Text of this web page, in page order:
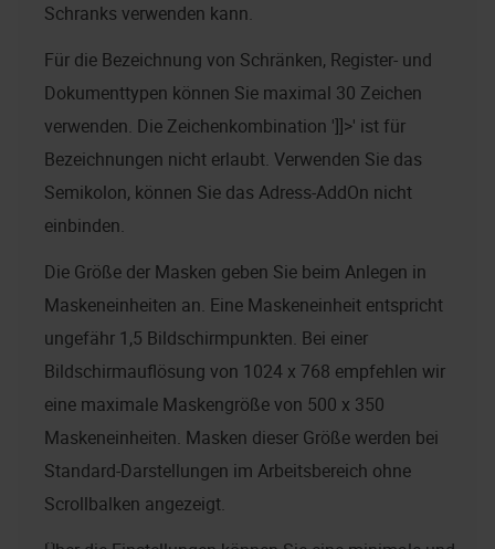
Schranks verwenden kann.
Für die Bezeichnung von Schränken, Register- und
Dokumenttypen können Sie maximal 30 Zeichen
verwenden. Die Zeichenkombination ']]>' ist für
Bezeichnungen nicht erlaubt. Verwenden Sie das
Semikolon, können Sie das Adress-AddOn nicht
einbinden.
Die Größe der Masken geben Sie beim Anlegen in
Maskeneinheiten an. Eine Maskeneinheit entspricht
ungefähr 1,5 Bildschirmpunkten. Bei einer
Bildschirmauflösung von 1024 x 768 empfehlen wir
eine maximale Maskengröße von 500 x 350
Maskeneinheiten. Masken dieser Größe werden bei
Standard-Darstellungen im Arbeitsbereich ohne
Scrollbalken angezeigt.